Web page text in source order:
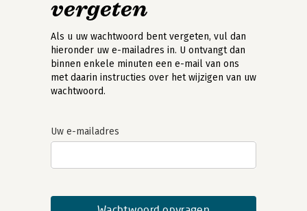
vergeten
Als u uw wachtwoord bent vergeten, vul dan
hieronder uw e-mailadres in. U ontvangt dan
binnen enkele minuten een e-mail van ons
met daarin instructies over het wijzigen van uw
wachtwoord.
Uw e-mailadres